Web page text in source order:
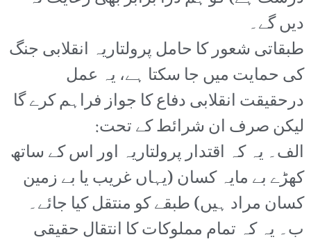
دیں گے۔
طبقاتی شعور کا حامل پرولتاریہ انقلابی جنگ
کی حمایت میں جا سکتا ہے، یہ عمل
درحقیقت انقلابی دفاع کا جواز فراہم کرے گا
لیکن صرف ان شرائط کے تحت:
الف۔ یہ کہ اقتدار پرولتاریہ اور اس کے ساتھ
کھڑے بے مایہ کسان (یہاں غریب یا بے زمین
کسان مراد ہیں) طبقے کو منتقل کیا جائے۔
ب۔ یہ کہ تمام مملوکات کا انتقال حقیقی